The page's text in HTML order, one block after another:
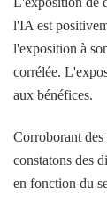
l'IA est
l'exposition à
corrélée.
aux bénéfices.
Corroborant des
constatons des
en fonction du